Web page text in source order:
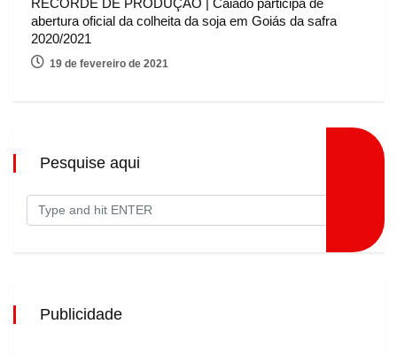
abertura oficial da colheita da soja em Goiás da safra
2020/2021
19 de fevereiro de 2021
Pesquise aqui
Publicidade